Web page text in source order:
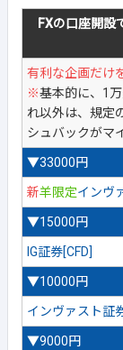
FXの口座開設
有利な企画だけ
※基本的に、1
れ以外は、規定
シュバックがマ
▼33000円
新羊限定インヴ
▼15000円
IG証券[CFD]
▼10000円
インヴァスト証
▼9000円